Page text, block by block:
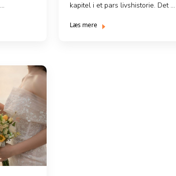
kapitel i et pars livshistorie. Det er
Læs mere